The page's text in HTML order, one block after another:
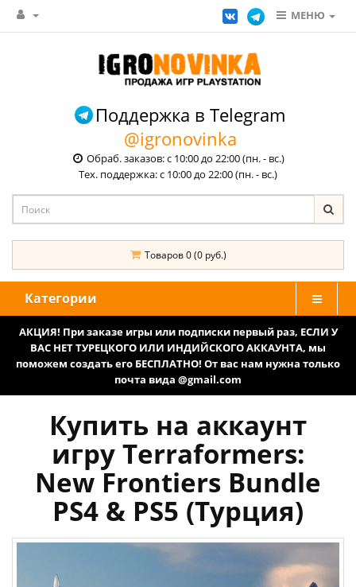
МЕНЮ
Поддержка в Telegram
@igronovinka
Обраб. заказов: с 10:00 до 22:00 (пн. - вс.)
Тех. поддержка: с 10:00 до 22:00 (пн. - вс.)
Товаров 0 (0 руб.)
Категории
АКЦИЯ! При заказе игры или подписки первый раз, ЕСЛИ У
ВАС НЕТ ТУРЕЦКОГО ИЛИ ИНДИЙСКОГО АККАУНТА, мы
поможем создать его БЕСПЛАТНО! От вас нам нужна только
почта вида @gmail.com
Купить на аккаунт
игру Terraformers:
New Frontiers Bundle
PS4 & PS5 (Турция)